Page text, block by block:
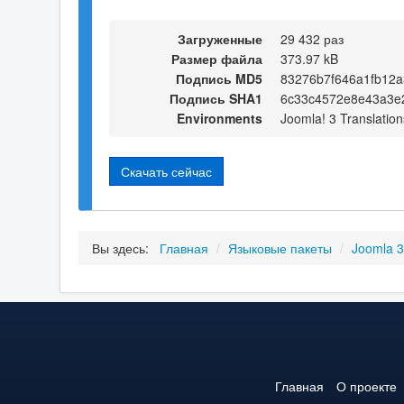
Загруженные
29 432 раз
Размер файла
373.97 kB
Подпись MD5
Подпись SHA1
Environments
Joomla! 3
Скачать сейчас
Вы здесь: Главная / Языковые пакеты / Joomla
Главная О проекте